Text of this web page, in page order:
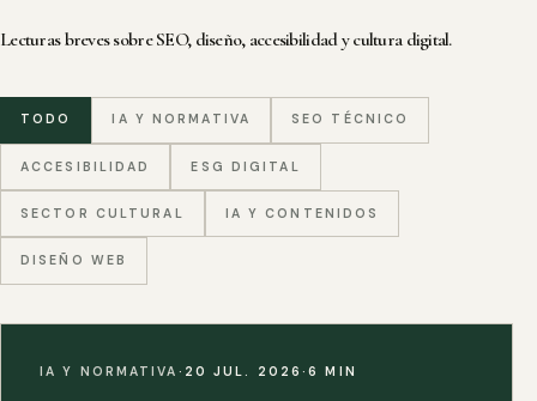
Lecturas breves sobre SEO, diseño, accesibilidad y cultura digital.
TODO IA Y NORMATIVA SEO TÉCNICO
ACCESIBILIDAD ESG DIGITAL
SECTOR CULTURAL IA Y CONTENIDOS
DISEÑO WEB
IA Y NORMATIVA · 20 JUL. 2026·6 MIN